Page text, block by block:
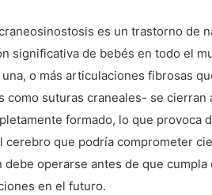
es un trastorno de
significativa de bebés en todo el
o más articulaciones fibrosas
como suturas craneales- se
formado, lo que provoca
cerebro que podría comprometer
debe operarse antes de que cumpla
en el futuro.